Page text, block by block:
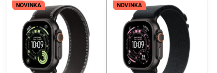
NOVINKA NOVINKA